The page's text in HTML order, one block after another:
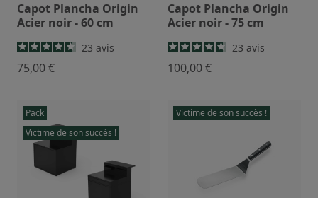
Capot Plancha Origin
Acier noir - 60 cm
23 avis
75,00 €
Capot Plancha Origin
Acier noir - 75 cm
23 avis
100,00 €
Pack
Victime de son succès !
Victime de son succès !